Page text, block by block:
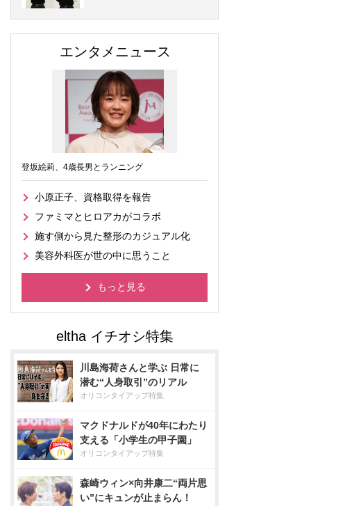
エンタメニュース
登坂絵莉、4歳長男とランニング
小原正子、資格取得を報告
ファミマとヒロアカがコラボ
施す側から見た整形のカジュアル化
美容外科医が世の中に思うこと
もっと見る
川島海荷さんと学ぶ 日常に
潜む“人身取引”のリアル
オリコンタイアップ特集
マクドナルドが40年にわたり
支える「小学生の甲子園」
オリコンタイアップ特集
森崎ウィン×向井康二“両片思
い”にキュンが止まらん！